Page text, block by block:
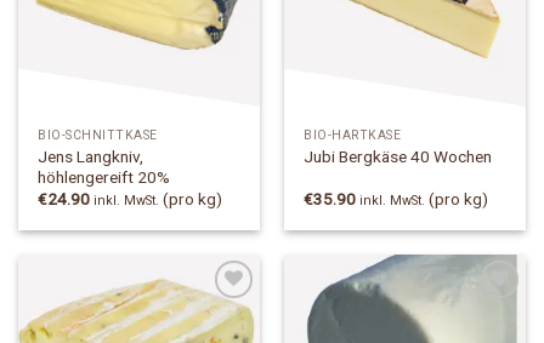
BIO-SCHNITTKÄSE
Jens Langkniv,
höhlengereift 20%
€24.90 inkl. MwSt. (pro kg)
BIO-HARTKÄSE
Jubi Bergkäse 40 Wochen
€35.90 inkl. MwSt. (pro kg)